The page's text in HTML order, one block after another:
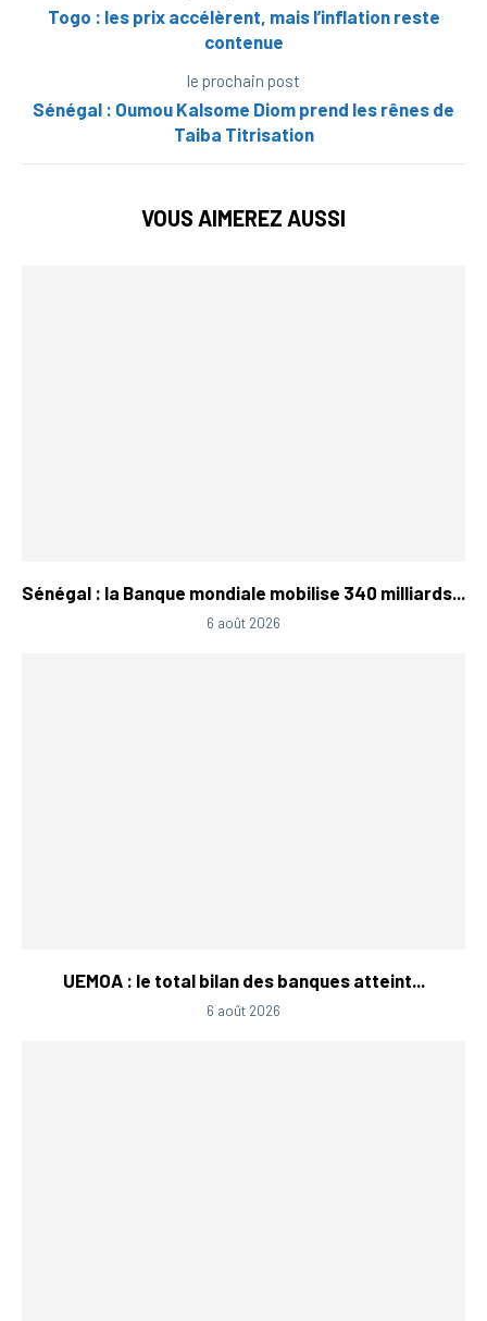
Togo : les prix accélèrent, mais l’inflation reste
contenue
le prochain post
Sénégal : Oumou Kalsome Diom prend les rênes de
Taiba Titrisation
VOUS AIMEREZ AUSSI
Sénégal : la Banque mondiale mobilise 340 milliards...
6 août 2026
UEMOA : le total bilan des banques atteint...
6 août 2026